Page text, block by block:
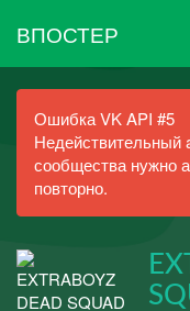
ВПОСТЕР
Ошибка VK API #5
Недействительный
сообщества нужно
повторно.